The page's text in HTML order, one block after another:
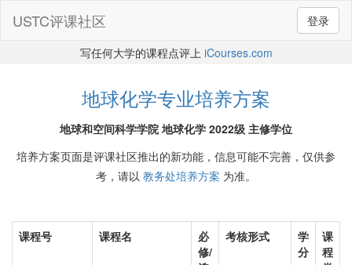
登录
USTC评课社区
写任何大学的课程点评上 iCourses.com
地球化学专业培养方案
地球和空间科学学院 地球化学 2022级 主修学位
培养方案页面是评课社区推出的新功能，信息可能不完善，仅供参
考，请以 教务处培养方案 为准。
课程号 课程名
必
修/
考核形式
学
分
课
程